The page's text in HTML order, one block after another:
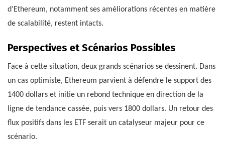
d’Ethereum, notamment ses améliorations récentes en matière
de scalabilité, restent intacts.
Perspectives et Scénarios Possibles
Face à cette situation, deux grands scénarios se dessinent. Dans
un cas optimiste, Ethereum parvient à défendre le support des
1400 dollars et initie un rebond technique en direction de la
ligne de tendance cassée, puis vers 1800 dollars. Un retour des
flux positifs dans les ETF serait un catalyseur majeur pour ce
scénario.